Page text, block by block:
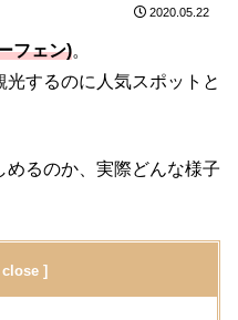
2020.05.22
フェン)。
するのに人気スポットと
るのか、実際どんな様子